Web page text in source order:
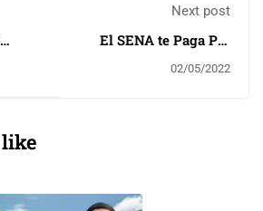
Next post
El SENA te Paga Por
02/05/2022